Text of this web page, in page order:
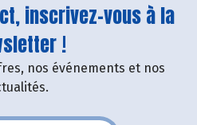
inscrivez-vous à la
!
nos événements et nos